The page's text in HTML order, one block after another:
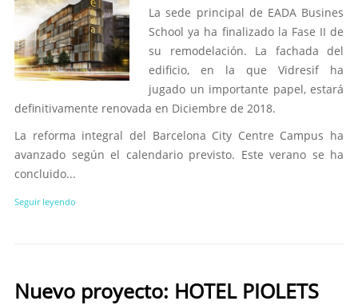
La sede principal de EADA Busines
School ya ha finalizado la Fase II de
su remodelación. La fachada del
edificio, en la que Vidresif ha
jugado un importante papel, estará
definitivamente renovada en Diciembre de 2018.
La reforma integral del Barcelona City Centre Campus ha
avanzado según el calendario previsto. Este verano se ha
concluido...
Seguir leyendo
Nuevo proyecto: HOTEL PIOLETS